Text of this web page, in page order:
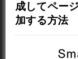
成してペー
加する方法